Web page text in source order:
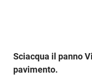
Sciacqua il panno
pavimento.